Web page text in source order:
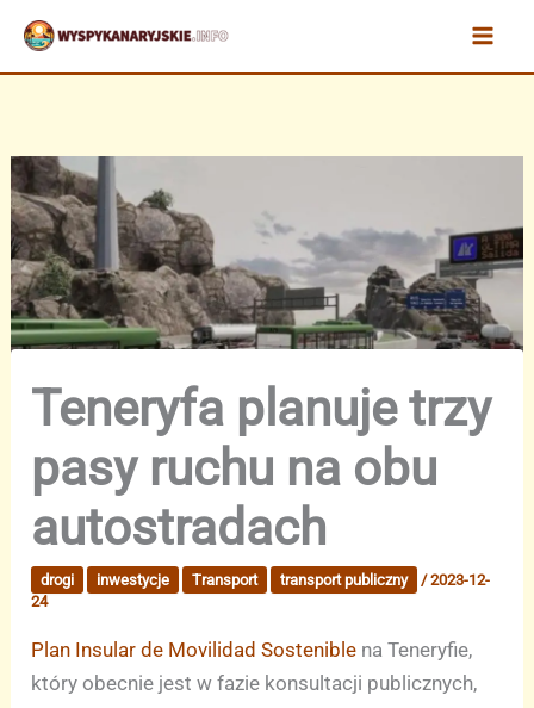
Przejdź
treści
Teneryfa planuje trzy
pasy ruchu na obu
autostradach
drogi inwestycje Transport transport publiczny /2023-12-
24
Plan Insular de Movilidad Sostenible na Teneryfie,
który obecnie jest w fazie konsultacji publicznych,